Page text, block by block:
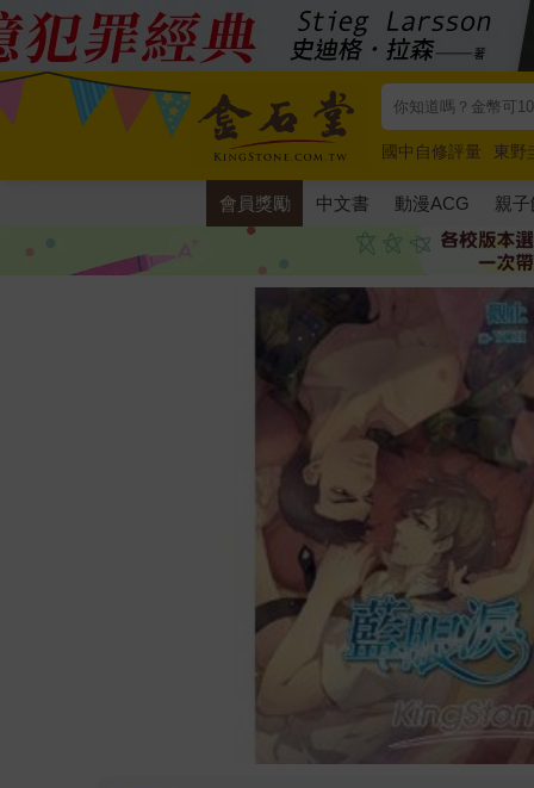
國中自修評量
東野
唯紅花綻放
奧德賽
會員獎勵 中文書 動漫ACG 親